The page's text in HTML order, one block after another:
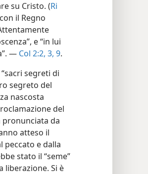
su Cristo. (Ri
il Regno
e “in lui
— Col 2:2, 3, 9.
segreti di
segreto del
nascosta
del
pronunciata da
atteso il
peccato e dalla
stato il “seme”
liberazione. Si è